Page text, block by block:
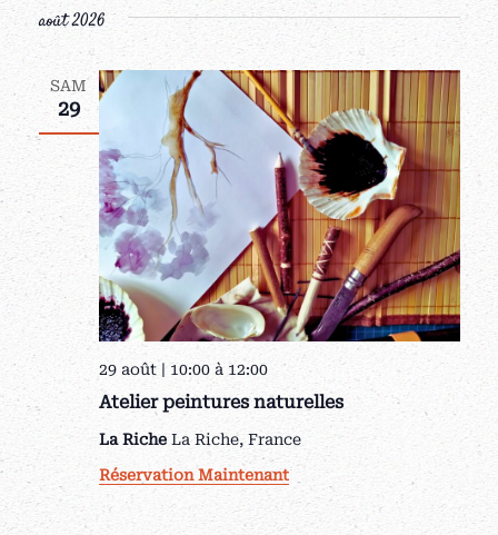
une
date.
août 2026
SAM
29
Atelier peintures naturelles
29 août | 10:00à 12:00
La Riche La Riche, France
Réservation Maintenant